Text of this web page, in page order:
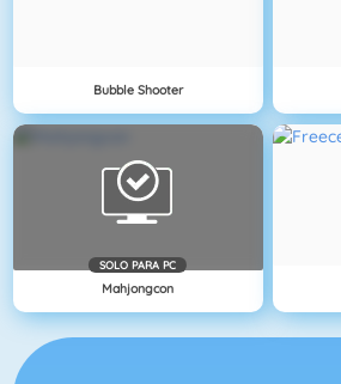
Bubble Shooter
SOLO PARA PC
Mahjongcon